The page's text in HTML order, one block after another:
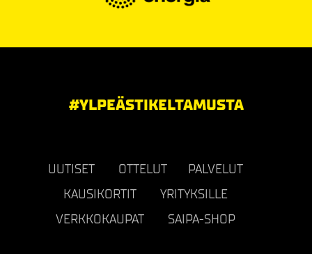
#YLPEÄSTIKELTAMUSTA
UUTISET OTTELUT
PALVELUT
KAUSIKORTIT
YRITYKSILLE
VERKKOKAUPAT
SAIPA-SHOP